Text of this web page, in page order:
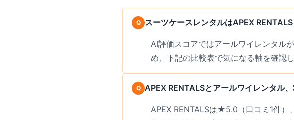
スーツケースレンタルはAPEX
AI評価スコアではアールワイレンタル
め、下記の比較表で気になる軸を確認し
APEX RENTALSとアールワイレンタル
APEX RENTALSは★5.0（口コミ1件